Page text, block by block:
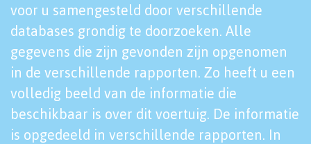
voor u samengesteld door verschillende
databases grondig te doorzoeken. Alle
gegevens die zijn gevonden zijn opgenomen
in de verschillende rapporten. Zo heeft u een
volledig beeld van de informatie die
beschikbaar is over dit voertuig. De informatie
is opgedeeld in verschillende rapporten. In